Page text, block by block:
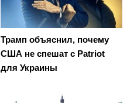
Трамп объяснил, почему
США не спешат с Patriot
для Украины